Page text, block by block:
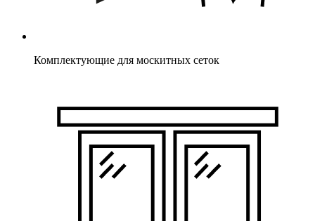
Комплектующие для москитных сеток